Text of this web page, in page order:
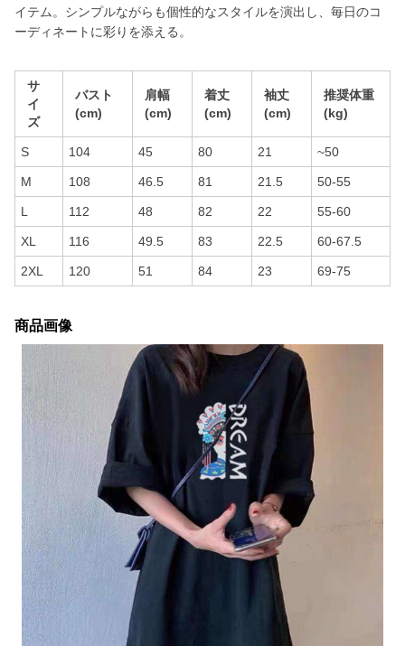
イテム。シンプルながらも個性的なスタイルを演出し、毎日のコ
ーディネートに彩りを添える。
サ
イ
ズ
バスト
(cm)
肩幅
(cm)
着丈
(cm)
袖丈
(cm)
推奨体重
(kg)
S 104 45 80 21 ~50
M 108 46.5 81 21.5 50-55
L 112 48 82 22 55-60
XL 116 49.5 83 22.5 60-67.5
2XL 120 51 84 23 69-75
商品画像